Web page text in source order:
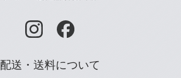
配送・送料について